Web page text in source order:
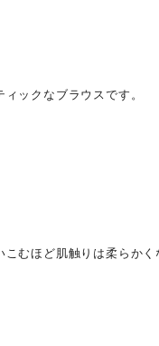
ックなブラウスです。
むほど肌触りは柔らか